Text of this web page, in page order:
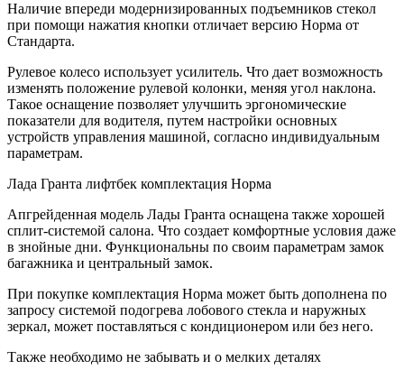
Наличие впереди модернизированных подъемников стекол
при помощи нажатия кнопки отличает версию Норма от
Стандарта.
Рулевое колесо использует усилитель. Что дает возможность
изменять положение рулевой колонки, меняя угол наклона.
Такое оснащение позволяет улучшить эргономические
показатели для водителя, путем настройки основных
устройств управления машиной, согласно индивидуальным
параметрам.
Лада Гранта лифтбек комплектация Норма
Апгрейденная модель Лады Гранта оснащена также хорошей
сплит-системой салона. Что создает комфортные условия даже
в знойные дни. Функциональны по своим параметрам замок
багажника и центральный замок.
При покупке комплектация Норма может быть дополнена по
запросу системой подогрева лобового стекла и наружных
зеркал, может поставляться с кондиционером или без него.
Также необходимо не забывать и о мелких деталях